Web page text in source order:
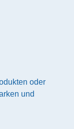
oder
und